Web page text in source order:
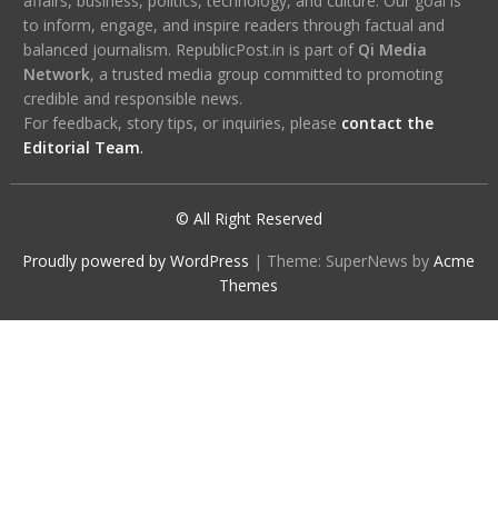
to inform, engage, and inspire readers through factual and
balanced journalism. RepublicPost.in is part of Qi Media
Network, a trusted media group committed to promoting
credible and responsible news.
For feedback, story tips, or inquiries, please contact the
Editorial Team.
© All Right Reserved
Proudly powered by WordPress | Theme: SuperNews byAcme
Themes